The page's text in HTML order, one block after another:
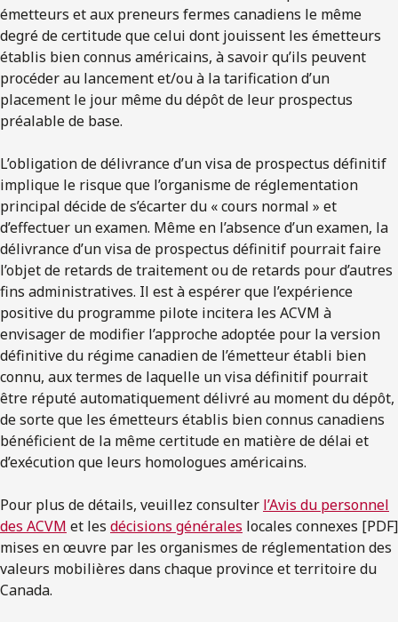
émetteurs et aux preneurs fermes canadiens le même
degré de certitude que celui dont jouissent les émetteurs
établis bien connus américains, à savoir qu’ils peuvent
procéder au lancement et/ou à la tarification d’un
placement le jour même du dépôt de leur prospectus
préalable de base.
L’obligation de délivrance d’un visa de prospectus définitif
implique le risque que l’organisme de réglementation
principal décide de s’écarter du « cours normal » et
d’effectuer un examen. Même en l’absence d’un examen, la
délivrance d’un visa de prospectus définitif pourrait faire
l’objet de retards de traitement ou de retards pour d’autres
fins administratives. Il est à espérer que l’expérience
positive du programme pilote incitera les ACVM à
envisager de modifier l’approche adoptée pour la version
définitive du régime canadien de l’émetteur établi bien
connu, aux termes de laquelle un visa définitif pourrait
être réputé automatiquement délivré au moment du dépôt,
de sorte que les émetteurs établis bien connus canadiens
bénéficient de la même certitude en matière de délai et
d’exécution que leurs homologues américains.
Pour plus de détails, veuillez consulter l’Avis du personnel
des ACVM et les décisions générales locales connexes [PDF]
mises en œuvre par les organismes de réglementation des
valeurs mobilières dans chaque province et territoire du
Canada.